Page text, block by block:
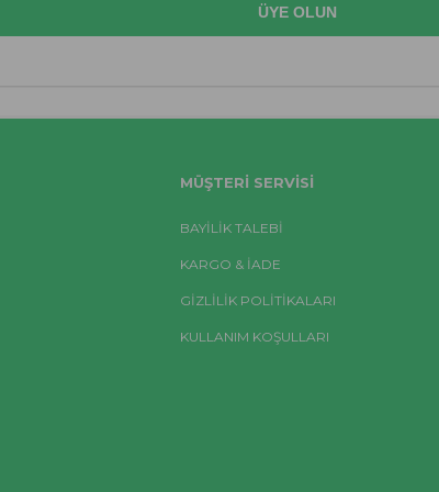
MÜŞTERI SERVISI
BAYİLİK TALEBİ
KARGO & İADE
GİZLİLİK POLİTİKALARI
KULLANIM KOŞULLARI